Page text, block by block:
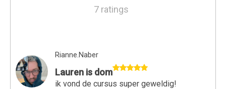
7 ratings
Rianne.Naber
Lauren is dom
ik vond de cursus super geweldig!